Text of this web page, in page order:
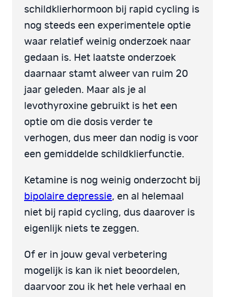
schildklierhormoon bij rapid cycling is
nog steeds een experimentele optie
waar relatief weinig onderzoek naar
gedaan is. Het laatste onderzoek
daarnaar stamt alweer van ruim 20
jaar geleden. Maar als je al
levothyroxine gebruikt is het een
optie om die dosis verder te
verhogen, dus meer dan nodig is voor
een gemiddelde schildklierfunctie.
Ketamine is nog weinig onderzocht bij
bipolaire depressie, en al helemaal
niet bij rapid cycling, dus daarover is
eigenlijk niets te zeggen.
Of er in jouw geval verbetering
mogelijk is kan ik niet beoordelen,
daarvoor zou ik het hele verhaal en